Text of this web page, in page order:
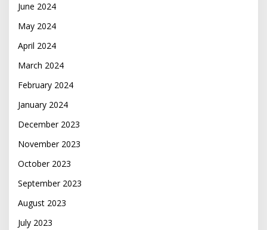
June 2024
May 2024
April 2024
March 2024
February 2024
January 2024
December 2023
November 2023
October 2023
September 2023
August 2023
July 2023